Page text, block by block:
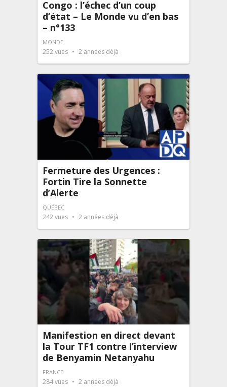
Congo : l’échec d’un coup
d’état – Le Monde vu d’en bas
– n°133
MONDE
252vues 2 années déjà
Fermeture des Urgences :
Fortin Tire la Sonnette
d’Alerte
QUÉBEC
242vues 2 années déjà
Manifestion en direct devant
la Tour TF1 contre l’interview
de Benyamin Netanyahu
FRANCE
284vues 2 années déjà